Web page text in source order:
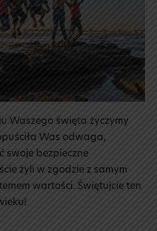
Waszego święta życzymy
Was odwaga,
swoje bezpieczne
żyli w zgodzie z samym
wartości. Świętujcie ten